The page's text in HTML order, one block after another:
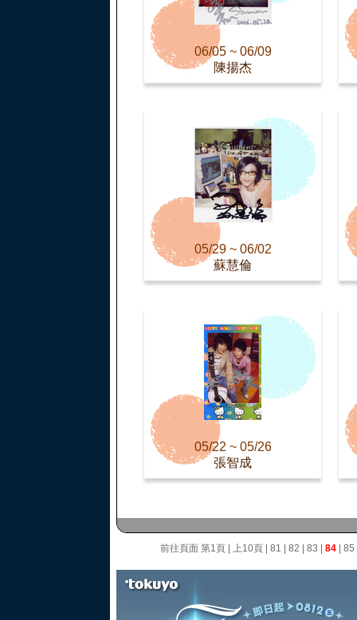
06/05 ~ 06/09
陳揚杰
05/29 ~ 06/02
蘇慧倫
05/22 ~ 05/26
張智成
前往頁面 第1頁 上10頁 81 82 83 84 85